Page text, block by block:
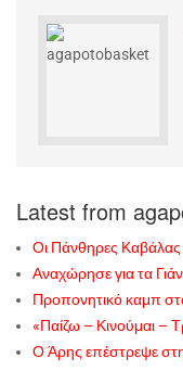
Latest from
Οι Πάνθηρες
Αναχώρησε για τα
Προπονητικό καμπ
«Παίζω – Κινούμαι –
Ο Άρης επέστρεψε